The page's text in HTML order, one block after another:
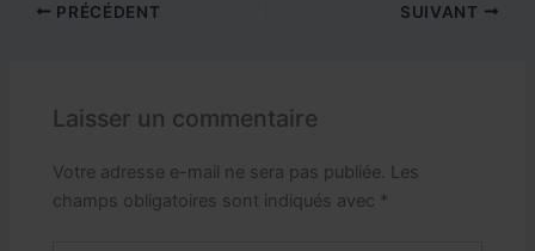
PRÉCÉDENT SUIVANT
Laisser un commentaire
Votre adresse e-mail ne sera pas publiée. Les
champs obligatoires sont indiqués avec *